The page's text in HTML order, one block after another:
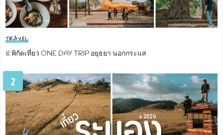
TRAVEL
8 พิกัดเที่ยว ONE DAY TRIP อยุธยา นอกกระแส
2